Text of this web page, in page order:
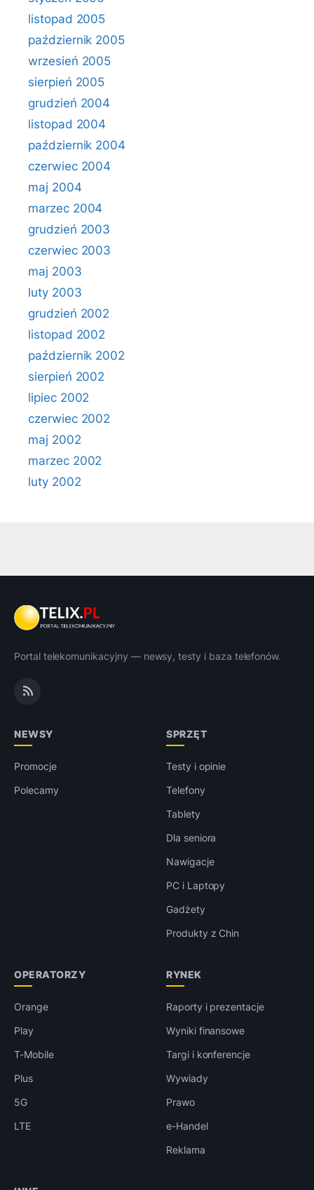
listopad 2005
październik 2005
wrzesień 2005
sierpień 2005
grudzień 2004
listopad 2004
październik 2004
czerwiec 2004
maj 2004
marzec 2004
grudzień 2003
czerwiec 2003
maj 2003
luty 2003
grudzień 2002
listopad 2002
październik 2002
sierpień 2002
lipiec 2002
czerwiec 2002
maj 2002
marzec 2002
luty 2002
Portal telekomunikacyjny — newsy, testy i baza telefonów.
NEWSY
Promocje
Polecamy
SPRZĘT
Testy i opinie
Telefony
Tablety
Dla seniora
Nawigacje
PC i Laptopy
Gadżety
Produkty z Chin
OPERATORZY
Orange
Play
T-Mobile
Plus
5G
LTE
RYNEK
Raporty i prezentacje
Wyniki finansowe
Targi i konferencje
Wywiady
Prawo
e-Handel
Reklama